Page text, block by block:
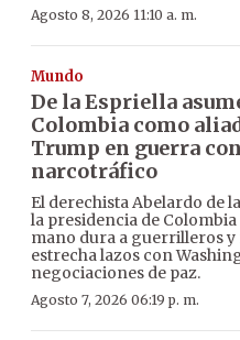
Agosto 8, 2026 11:10 a. m.
Mundo
De la Espriella
Colombia como
Trump en guerra
narcotráfico
El derechista Abelardo de
la presidencia de
mano dura a guerrilleros
estrecha lazos con
negociaciones de paz.
Agosto 7, 2026 06:19 p. m.